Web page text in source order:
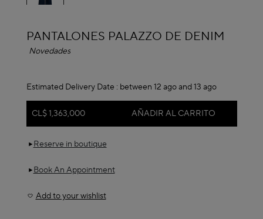
ALAÏA
PANTALONES PALAZZO DE DENIM
Novedades
Estimated Delivery Date : between 12 ago and 13 ago
CL$ 1,363,000 AÑADIR AL CARRITO
Reserve in boutique
Book An Appointment
Add to your wishlist